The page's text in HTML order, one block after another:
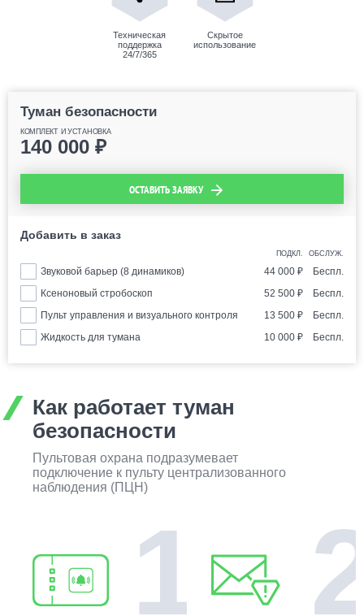
Техническая
поддержка
24/7/365
Скрытое
использование
Туман безопасности
КОМПЛЕКТ И УСТАНОВКА
140 000 ₽
ОСТАВИТЬ ЗАЯВКУ
Добавить в заказ
ПОДКЛ. ОБСЛУЖ.
Звуковой барьер (8 динамиков) 44 000 ₽
Беспл.
Ксеноновый стробоскоп
52 500 ₽
Беспл.
Пульт управления и визуального контроля
13 500 ₽
Беспл.
Жидкость для тумана
10 000 ₽ Беспл.
Как работает туман
безопасности
Пультовая охрана подразумевает
подключение к пульту централизованного
наблюдения (ПЦН)
1